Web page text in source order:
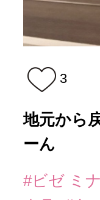
3
地元から
ーん
#ビゼ ミ